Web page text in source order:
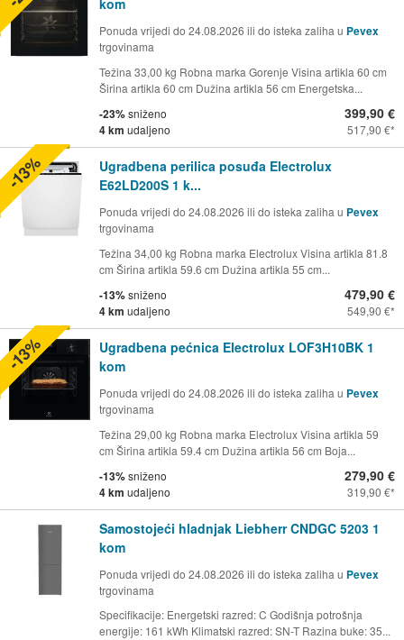
Ponuda vrijedi do 24.08.2026 ili do isteka zaliha u Pevex
trgovinama
Težina 33,00 kg Robna marka Gorenje Visina artikla 60 cm
Širina artikla 60 cm Dužina artikla 56 cm Energetska...
-23%sniženo
4 km udaljeno
399,90 €
517,90 €
Ugradbena perilica posuđa Electrolux
E62LD200S 1 k...
Ponuda vrijedi do 24.08.2026 ili do isteka zaliha u Pevex
trgovinama
Težina 34,00 kg Robna marka Electrolux Visina artikla 81.8
cm Širina artikla 59.6 cm Dužina artikla 55 cm...
-13%sniženo
4 km udaljeno
479,90 €
549,90 €
-13%
Ugradbena pećnica Electrolux LOF3H10BK 1
kom
Ponuda vrijedi do 24.08.2026 ili do isteka zaliha u Pevex
trgovinama
Težina 29,00 kg Robna marka Electrolux Visina artikla 59
cm Širina artikla 59.4 cm Dužina artikla 56 cm Boja...
-13%sniženo
4 km udaljeno
279,90 €
319,90 €
-13%
Samostojeći hladnjak Liebherr CNDGC 5203 1
kom
Ponuda vrijedi do 24.08.2026 ili do isteka zaliha u Pevex
trgovinama
Specifikacije: Energetski razred: C Godišnja potrošnja
energije: 161 kWh Klimatski razred: SN-T Razina buke: 35...